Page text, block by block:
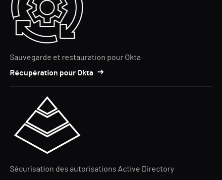
Sauvegarde et restauration pour Okta
Récupération pour Okta
Sécurisation des autorisations Active Directory